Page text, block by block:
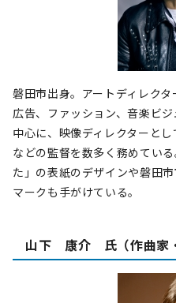
磐田市出身。アートディレクタ
広告、ファッション、音楽ビ
中心に、映像ディレクターと
などの監督を数多く務めてい
た」の表紙のデザインや磐田
マークも手がけている。
山下 康介 氏（作曲家・